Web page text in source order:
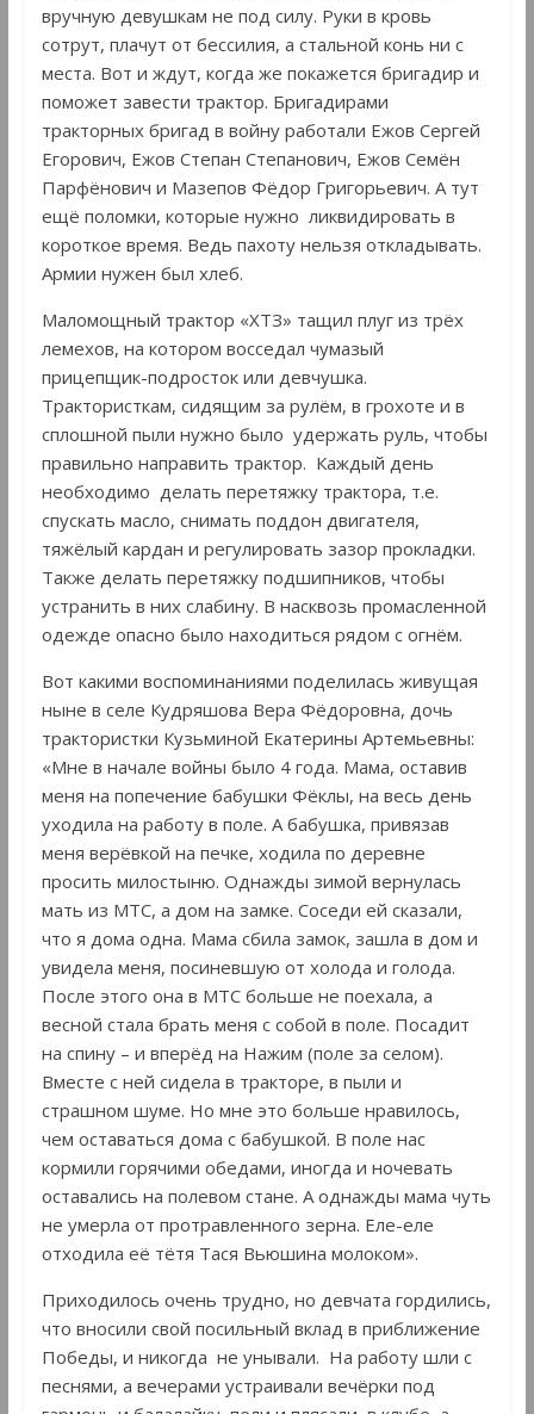
вручную девушкам не под силу. Руки в кровь
сотрут, плачут от бессилия, а стальной конь ни с
места. Вот и ждут, когда же покажется бригадир и
поможет завести трактор. Бригадирами
тракторных бригад в войну работали Ежов Сергей
Егорович, Ежов Степан Степанович, Ежов Семён
Парфёнович и Мазепов Фёдор Григорьевич. А тут
ещё поломки, которые нужно ликвидировать в
короткое время. Ведь пахоту нельзя откладывать.
Армии нужен был хлеб.
Маломощный трактор «ХТЗ» тащил плуг из трёх
лемехов, на котором восседал чумазый
прицепщик-подросток или девчушка.
Трактористкам, сидящим за рулём, в грохоте и в
сплошной пыли нужно было удержать руль, чтобы
правильно направить трактор. Каждый день
необходимо делать перетяжку трактора, т.е.
спускать масло, снимать поддон двигателя,
тяжёлый кардан и регулировать зазор прокладки.
Также делать перетяжку подшипников, чтобы
устранить в них слабину. В насквозь промасленной
одежде опасно было находиться рядом с огнём.
Вот какими воспоминаниями поделилась живущая
ныне в селе Кудряшова Вера Фёдоровна, дочь
трактористки Кузьминой Екатерины Артемьевны:
«Мне в начале войны было 4 года. Мама, оставив
меня на попечение бабушки Фёклы, на весь день
уходила на работу в поле. А бабушка, привязав
меня верёвкой на печке, ходила по деревне
просить милостыню. Однажды зимой вернулась
мать из МТС, а дом на замке. Соседи ей сказали,
что я дома одна. Мама сбила замок, зашла в дом и
увидела меня, посиневшую от холода и голода.
После этого она в МТС больше не поехала, а
весной стала брать меня с собой в поле. Посадит
на спину – и вперёд на Нажим (поле за селом).
Вместе с ней сидела в тракторе, в пыли и
страшном шуме. Но мне это больше нравилось,
чем оставаться дома с бабушкой. В поле нас
кормили горячими обедами, иногда и ночевать
оставались на полевом стане. А однажды мама чуть
не умерла от протравленного зерна. Еле-еле
отходила её тётя Тася Вьюшина молоком».
Приходилось очень трудно, но девчата гордились,
что вносили свой посильный вклад в приближение
Победы, и никогда не унывали. На работу шли с
песнями, а вечерами устраивали вечёрки под